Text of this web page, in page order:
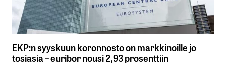
EKP:n syyskuun koronnosto on markkinoille jo
tosiasia – euribor nousi 2,93 prosenttiin